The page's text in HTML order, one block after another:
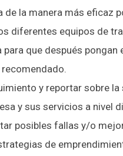
de la manera más eficaz
diferentes equipos de
para que después pongan
y reportar sobre la
y sus servicios a nivel
posibles fallas y/o
de